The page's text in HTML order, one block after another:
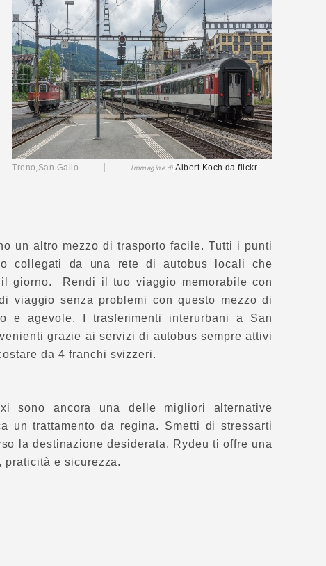
Treno,San Gallo Immagine di Albert Koch da flickr
un altro mezzo di trasporto facile. Tutti i punti
collegati da una rete di autobus locali che
giorno. Rendi il tuo viaggio memorabile con
viaggio senza problemi con questo mezzo di
e agevole. I trasferimenti interurbani a San
grazie ai servizi di autobus sempre attivi
da 4 franchi svizzeri.
sono ancora una delle migliori alternative
un trattamento da regina. Smetti di stressarti
la destinazione desiderata. Rydeu ti offre una
praticità e sicurezza.